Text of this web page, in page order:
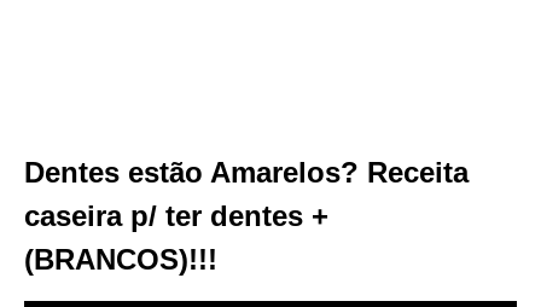
Dentes estão Amarelos? Receita
caseira p/ ter dentes +
(BRANCOS)!!!